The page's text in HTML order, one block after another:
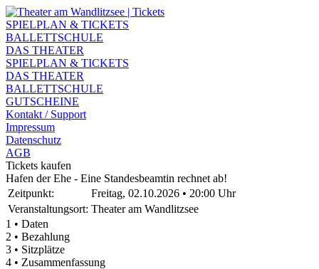
SPIELPLAN & TICKETS
BALLETTSCHULE
DAS THEATER
SPIELPLAN & TICKETS
DAS THEATER
BALLETTSCHULE
GUTSCHEINE
Kontakt / Support
Impressum
Datenschutz
AGB
Tickets kaufen
Hafen der Ehe - Eine Standesbeamtin rechnet ab!
Zeitpunkt:
Freitag, 02.10.2026 • 20:00 Uhr
Veranstaltungsort: Theater am Wandlitzsee
1 • Daten
2 • Bezahlung
3 • Sitzplätze
4 • Zusammenfassung